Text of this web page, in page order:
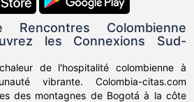
Rencontres Colombienne
les Connexions Sud-
de l'hospitalité colombienne à
vibrante. Colombia-citas.com
des montagnes de Bogotá à la côte